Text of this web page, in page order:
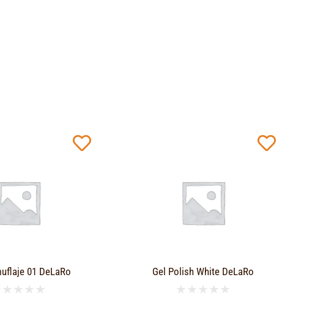
01 DeLaRo
★ ★ ★ ★
Gel Polish White DeLaRo
★ ★ ★ ★ ★